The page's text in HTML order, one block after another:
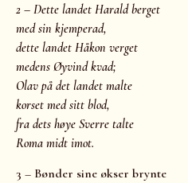
2 – Dette landet Harald berget
med sin kjemperad,
dette landet Håkon verget
medens Øyvind kvad;
Olav på det landet malte
korset med sitt blod,
fra dets høye Sverre talte
Roma midt imot.
3 – Bønder sine økser brynte